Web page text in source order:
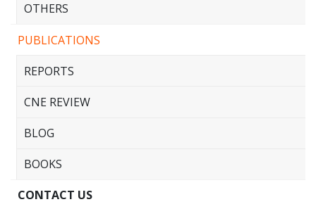
OTHERS
PUBLICATIONS
REPORTS
CNE REVIEW
BLOG
BOOKS
CONTACT US